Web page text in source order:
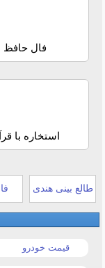
فال حافظ
استخاره با
طالع بینی هندی
قیمت خودرو